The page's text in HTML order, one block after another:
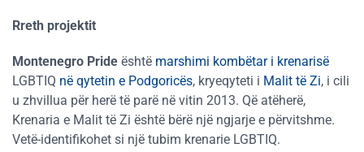
Rreth projektit
Montenegro Pride është marshimi kombëtar i krenarisë
LGBTIQ në qytetin e Podgoricës, kryeqyteti i Malit të Zi, i cili
u zhvillua për herë të parë në vitin 2013. Që atëherë,
Krenaria e Malit të Zi është bërë një ngjarje e përvitshme.
Vetë-identifikohet si një tubim krenarie LGBTIQ.